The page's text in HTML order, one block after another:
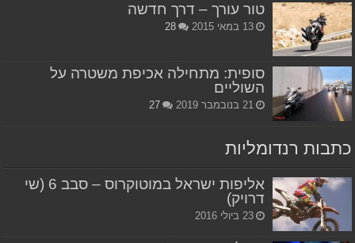
טור עורך – דרך חדשה
13 במאי 2015 28
סופית: מתחילה אכיפת משטרה על
השוליים
21 בנובמבר 2019 27
כתבות רנדומליות
אליפות ישראל במוטוקרוס – סבב 6 (שי
דרויק)
23 ביולי 2016